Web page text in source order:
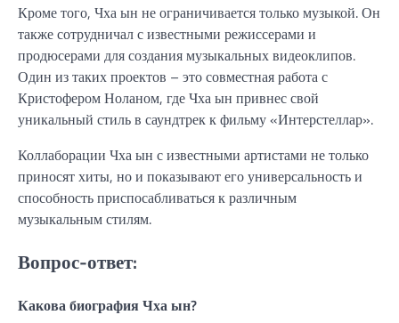
Кроме того, Чха ын не ограничивается только музыкой. Он
также сотрудничал с известными режиссерами и
продюсерами для создания музыкальных видеоклипов.
Один из таких проектов – это совместная работа с
Кристофером Ноланом, где Чха ын привнес свой
уникальный стиль в саундтрек к фильму «Интерстеллар».
Коллаборации Чха ын с известными артистами не только
приносят хиты, но и показывают его универсальность и
способность приспосабливаться к различным
музыкальным стилям.
Вопрос-ответ:
Какова биография Чха ын?